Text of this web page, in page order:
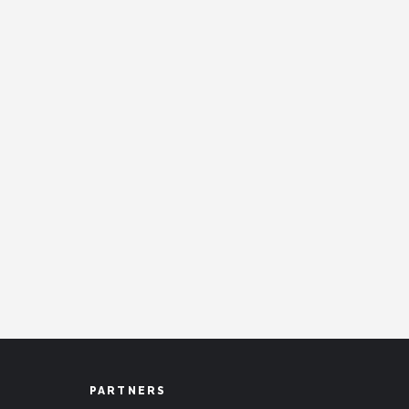
PARTNERS